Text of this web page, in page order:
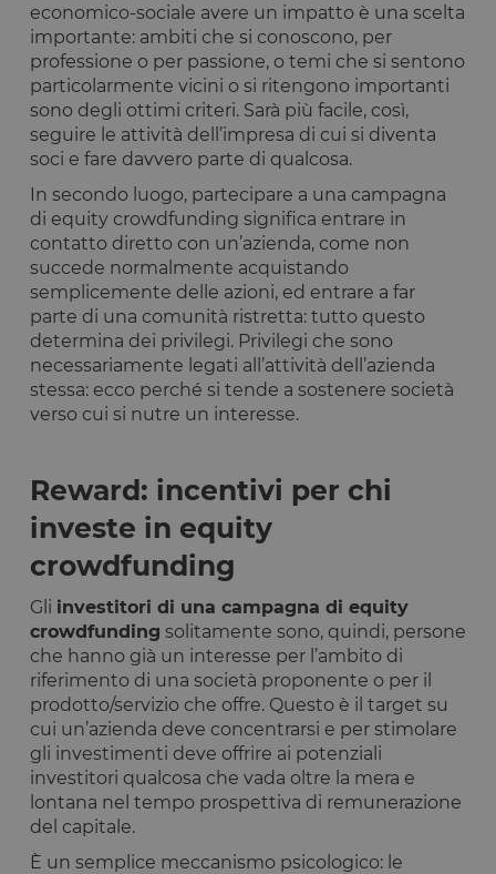
economico-sociale avere un impatto è una scelta
importante: ambiti che si conoscono, per
professione o per passione, o temi che si sentono
particolarmente vicini o si ritengono importanti
sono degli ottimi criteri. Sarà più facile, così,
seguire le attività dell’impresa di cui si diventa
soci e fare davvero parte di qualcosa.
In secondo luogo, partecipare a una campagna
di equity crowdfunding significa entrare in
contatto diretto con un’azienda, come non
succede normalmente acquistando
semplicemente delle azioni, ed entrare a far
parte di una comunità ristretta: tutto questo
determina dei privilegi. Privilegi che sono
necessariamente legati all’attività dell’azienda
stessa: ecco perché si tende a sostenere società
verso cui si nutre un interesse.
Reward: incentivi per chi
investe in equity
crowdfunding
Gli investitori di una campagna di equity
crowdfunding solitamente sono, quindi, persone
che hanno già un interesse per l’ambito di
riferimento di una società proponente o per il
prodotto/servizio che offre. Questo è il target su
cui un’azienda deve concentrarsi e per stimolare
gli investimenti deve offrire ai potenziali
investitori qualcosa che vada oltre la mera e
lontana nel tempo prospettiva di remunerazione
del capitale.
È un semplice meccanismo psicologico: le